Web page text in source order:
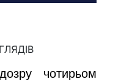
чотирьом